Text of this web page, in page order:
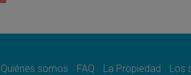
Quiénes somos FAQ La Propiedad Los